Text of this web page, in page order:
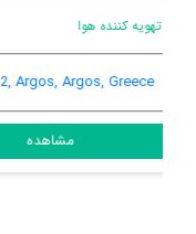
تهویه کننده هوا
Greece, 21200